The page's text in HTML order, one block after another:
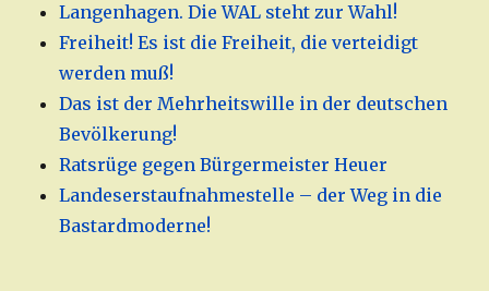
Langenhagen. Die WAL steht zur Wahl!
Freiheit! Es ist die Freiheit, die verteidigt
werden muß!
Das ist der Mehrheitswille in der deutschen
Bevölkerung!
Ratsrüge gegen Bürgermeister Heuer
Landeserstaufnahmestelle – der Weg in die
Bastardmoderne!